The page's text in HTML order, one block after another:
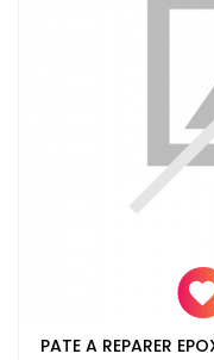
PATE A REPARER